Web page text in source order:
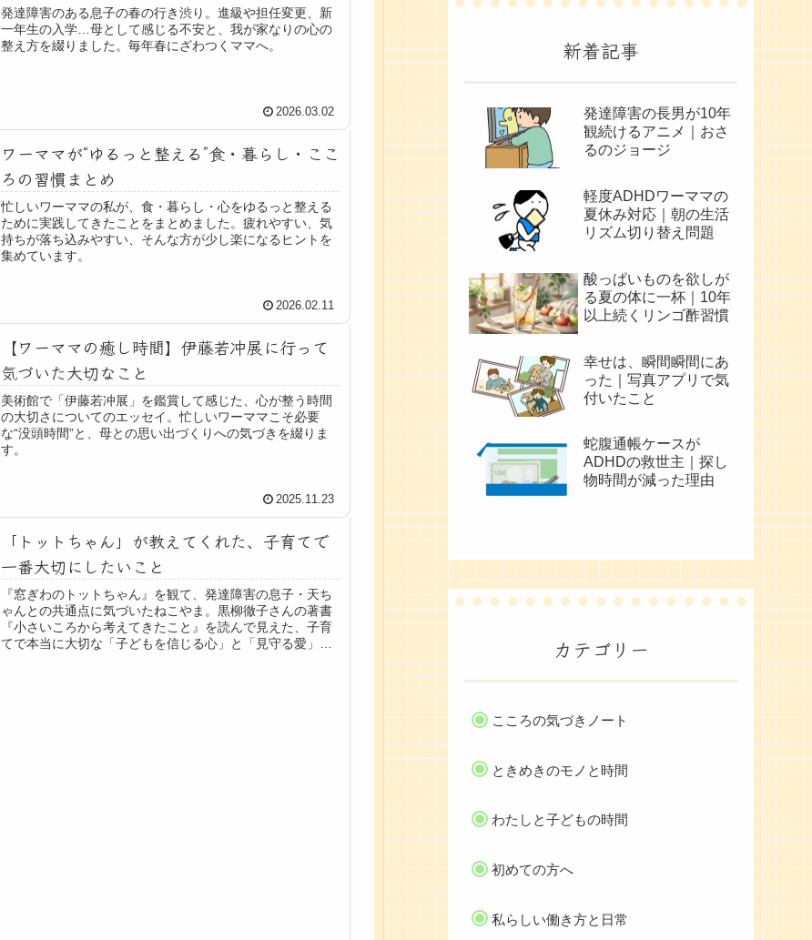
発達障害のある息子の春の行き渋り。進級や担任変更、新
一年生の入学…母として感じる不安と、我が家なりの心の
整え方を綴りました。毎年春にざわつくママへ。
2026.03.02
ワーママが“ゆるっと整える”食・暮らし・ここ
ろの習慣まとめ
忙しいワーママの私が、食・暮らし・心をゆるっと整える
ために実践してきたことをまとめました。疲れやすい、気
持ちが落ち込みやすい、そんな方が少し楽になるヒントを
集めています。
2026.02.11
【ワーママの癒し時間】伊藤若冲展に行って
気づいた大切なこと
美術館で「伊藤若冲展」を鑑賞して感じた、心が整う時間
の大切さについてのエッセイ。忙しいワーママこそ必要
な“没頭時間”と、母との思い出づくりへの気づきを綴りま
す。
2025.11.23
「トットちゃん」が教えてくれた、子育てで
一番大切にしたいこと
『窓ぎわのトットちゃん』を観て、発達障害の息子・天ち
ゃんとの共通点に気づいたねこやま。黒柳徹子さんの著書
『小さいころから考えてきたこと』を読んで見えた、子育
てで本当に大切な「子どもを信じる心」と「見守る愛」に
新着記事
発達障害の長男が10年
観続けるアニメ｜おさ
るのジョージ
軽度ADHDワーママの
夏休み対応｜朝の生活
リズム切り替え問題
酸っぱいものを欲しが
る夏の体に一杯｜10年
以上続くリンゴ酢習慣
幸せは、瞬間瞬間にあ
った｜写真アプリで気
付いたこと
蛇腹通帳ケースが
ADHDの救世主｜探し
物時間が減った理由
カテゴリー
こころの気づきノート
ときめきのモノと時間
わたしと子どもの時間
初めての方へ
私らしい働き方と日常